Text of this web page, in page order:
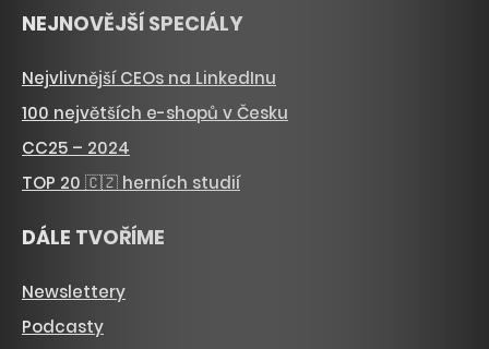
NEJNOVĚJŠÍ SPECIÁLY
Nejvlivnější CEOs na LinkedInu
100 největších e-shopů v Česku
CC25 – 2024
TOP 20 🇨🇿 herních studií
DÁLE TVOŘÍME
Newslettery
Podcasty